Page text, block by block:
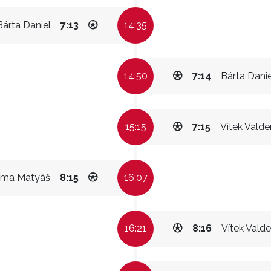
Daniel 7:13 14:35
14:50 Bárta
7:14
15:15 Vítek
7:15
Matyáš 8:15 16:07
16:21 Vítek
8:16